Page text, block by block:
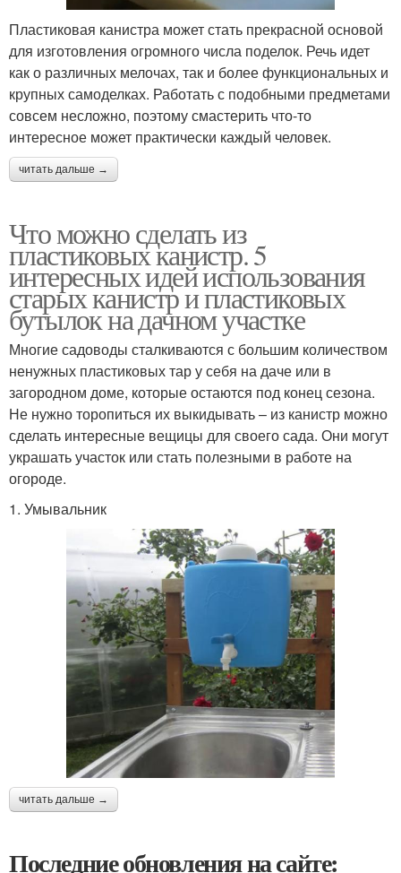
Пластиковая канистра может стать прекрасной основой
для изготовления огромного числа поделок. Речь идет
как о различных мелочах, так и более функциональных и
крупных самоделках. Работать с подобными предметами
совсем несложно, поэтому смастерить что-то
интересное может практически каждый человек.
читать дальше →
Что можно сделать из
пластиковых канистр. 5
интересных идей использования
старых канистр и пластиковых
бутылок на дачном участке
Многие садоводы сталкиваются с большим количеством
ненужных пластиковых тар у себя на даче или в
загородном доме, которые остаются под конец сезона.
Не нужно торопиться их выкидывать – из канистр можно
сделать интересные вещицы для своего сада. Они могут
украшать участок или стать полезными в работе на
огороде.
1. Умывальник
читать дальше →
Последние обновления на сайте: